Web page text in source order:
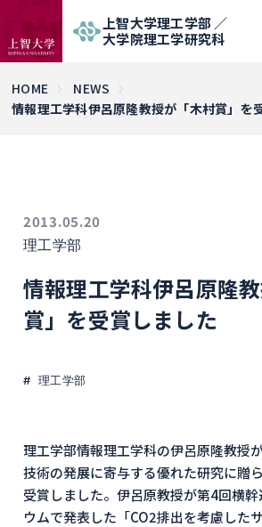
上智大学理工学部 ／
大学院理工学研究科
HOME
NEWS
情報理工学科伊呂原隆教授が「木村賞」を
2013.05.20
理工学部
情報理工学科伊呂原隆
賞」を受賞しました
理工学部
理工学部情報理工学科の伊呂原隆教授
技術の発展に寄与する優れた研究に贈
受賞しました。伊呂原教授が第4回横
ウムで発表した「CO2排出を考慮した